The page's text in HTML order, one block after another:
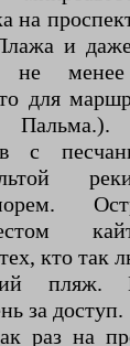
на
и
не
для
с
кто так
пляж.
за доступ.
раз на